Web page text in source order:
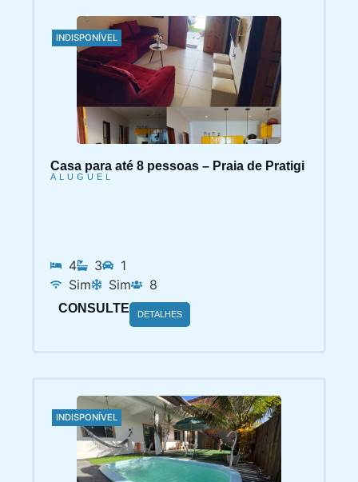
INDISPONÍVEL
Casa para até 8 pessoas – Praia de Pratigi
ALUGUEL
4 3
1
Sim
Sim 8
CONSULTE DETALHES
INDISPONÍVEL